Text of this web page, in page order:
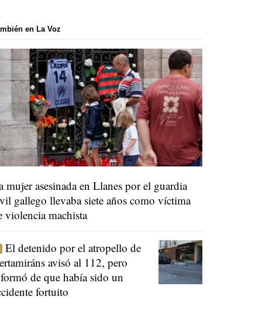
en La Voz
mujer asesinada en Llanes por el guardia
gallego llevaba siete años como víctima
violencia machista
El detenido por el atropello de
avisó al 112, pero
de que había sido un
fortuito